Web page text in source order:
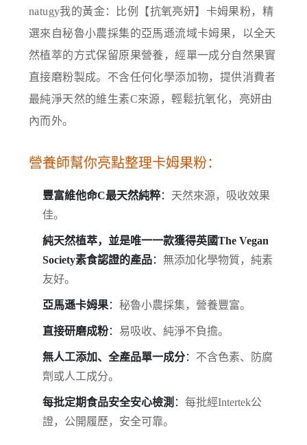
natugy我的黃金：比例【抗氧亮妍】卡姆果粉，精
選來自秘魯小農採集的亞馬遜流域卡姆果，以全天
然植萃的方式保留原果營養，經單一成分自然果實
直接磨粉製成。不含任何化學添加物，提供消費者
最純淨天然的維生素C來源，輕鬆抗氧化，亮妍由
內而外。
營養師幫你亮點整理卡姆果粉：
豐富維他命C最天然純粹： 天然來源，吸收效果
佳。
純天然植萃，並是唯一一款獲得英國The Vegan
Society素食認證的產品： 無添加化學物質，純素
友好。
亞馬遜卡姆果： 秘魯小農採集，營養豐富。
直接研磨成粉： 易吸收、純淨不負擔。
無人工添加、全產品單一成分： 不含色素、防腐
劑或人工成分。
每批定期食品安全安心檢測 ： 每批經Intertek公
證，公開履歷，安全可靠。